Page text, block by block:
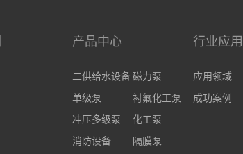
产品中心
二供给水设备
单级泵
冲压多级泵
消防设备
磁力泵
衬氟化工泵
化工泵
隔膜泵
行业应用
应用领域
成功案例